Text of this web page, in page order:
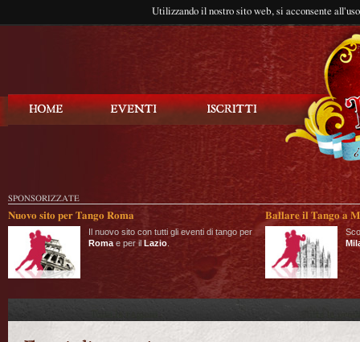
Utilizzando il nostro sito web, si acconsente
SPONSORIZZATE
Nuovo sito per Tango Roma
Il nuovo sito con tutti gli eventi di tango per
Roma e per il Lazio
Ballare il Tango a